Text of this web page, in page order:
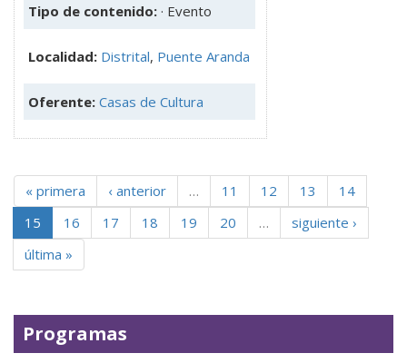
Tipo de contenido: · Evento
Localidad: Distrital, Puente Aranda
Oferente: Casas de Cultura
« primera ‹ anterior … 11 12 13
14
15
16 17 18 19 20 …
siguiente ›
última »
Programas